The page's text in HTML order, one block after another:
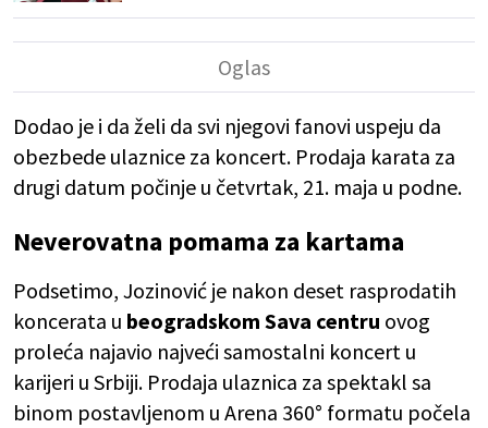
Dodao je i da želi da svi njegovi fanovi uspeju da
obezbede ulaznice za koncert. Prodaja karata za
drugi datum počinje u četvrtak, 21. maja u podne.
Neverovatna pomama za kartama
Podsetimo, Jozinović je nakon deset rasprodatih
koncerata u beogradskom Sava centru ovog
proleća najavio najveći samostalni koncert u
karijeri u Srbiji. Prodaja ulaznica za spektakl sa
binom postavljenom u Arena 360° formatu počela